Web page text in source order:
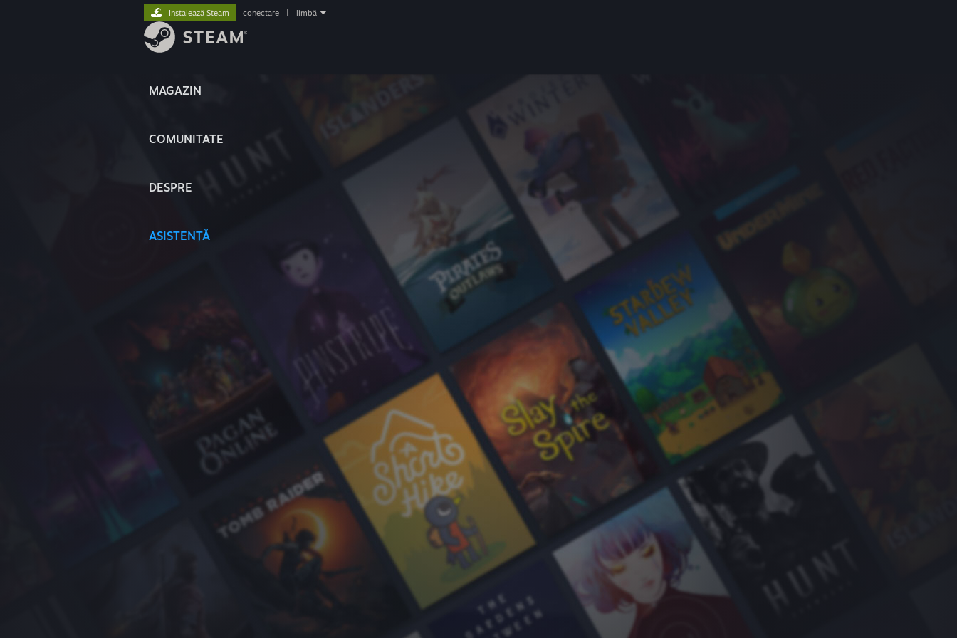
MAGAZIN
COMUNITATE
DESPRE
ASISTENȚĂ
Instalează Steam conectare limbă